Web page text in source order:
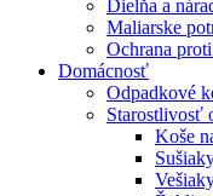
Dielňa a
Maliarske
Ochrana
Domácnosť
Odpadkové
Starostlivosť
Koše